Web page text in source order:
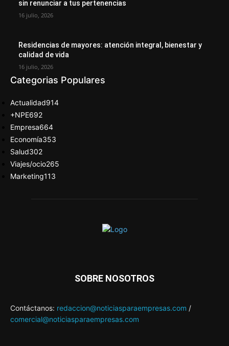
sin renunciar a tus pertenencias
16 julio, 2026
Residencias de mayores: atención integral, bienestar y
calidad de vida
16 julio, 2026
Categorias Populares
Actualidad914
+NPE692
Empresa664
Economía353
Salud302
Viajes/ocio265
Marketing113
SOBRE NOSOTROS
Contáctanos: redaccion@noticiasparaempresas.com /
comercial@noticiasparaempresas.com